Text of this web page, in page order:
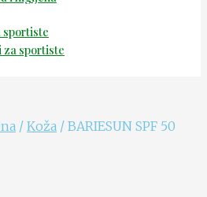
sportiste
za sportiste
/ Koža / BARIESUN SPF 50